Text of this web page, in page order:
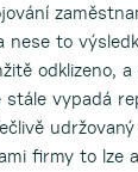
nese to
odklizeno,
vypadá
firmy to lze